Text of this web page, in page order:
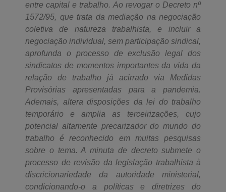
entre capital e trabalho. Ao revogar o Decreto nº
1572/95, que trata da mediação na negociação
coletiva de natureza trabalhista, e incluir a
negociação individual, sem participação sindical,
aprofunda o processo de exclusão legal dos
sindicatos de momentos importantes da vida da
relação de trabalho já acirrado via Medidas
Provisórias apresentadas para a pandemia.
Ademais, altera disposições da lei do trabalho
temporário e amplia as terceirizações, cujo
potencial altamente precarizador do mundo do
trabalho é reconhecido em muitas pesquisas
sobre o tema. A minuta de decreto submete o
processo de revisão da legislação trabalhista à
discricionariedade da autoridade ministerial,
condicionando-o a políticas e diretrizes do